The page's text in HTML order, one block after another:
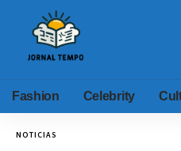
Fashion Celebrity
NOTICIAS